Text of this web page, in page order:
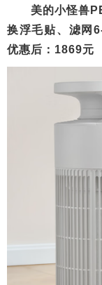
美的小怪兽
换浮毛贴、滤网
优惠后：1869元